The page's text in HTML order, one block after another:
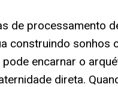
de processamento
construindo sonhos
encarnar o
direta.